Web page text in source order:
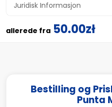
Juridisk Informasjon
allerede fra 50.00zł
Bestilling og
Punta